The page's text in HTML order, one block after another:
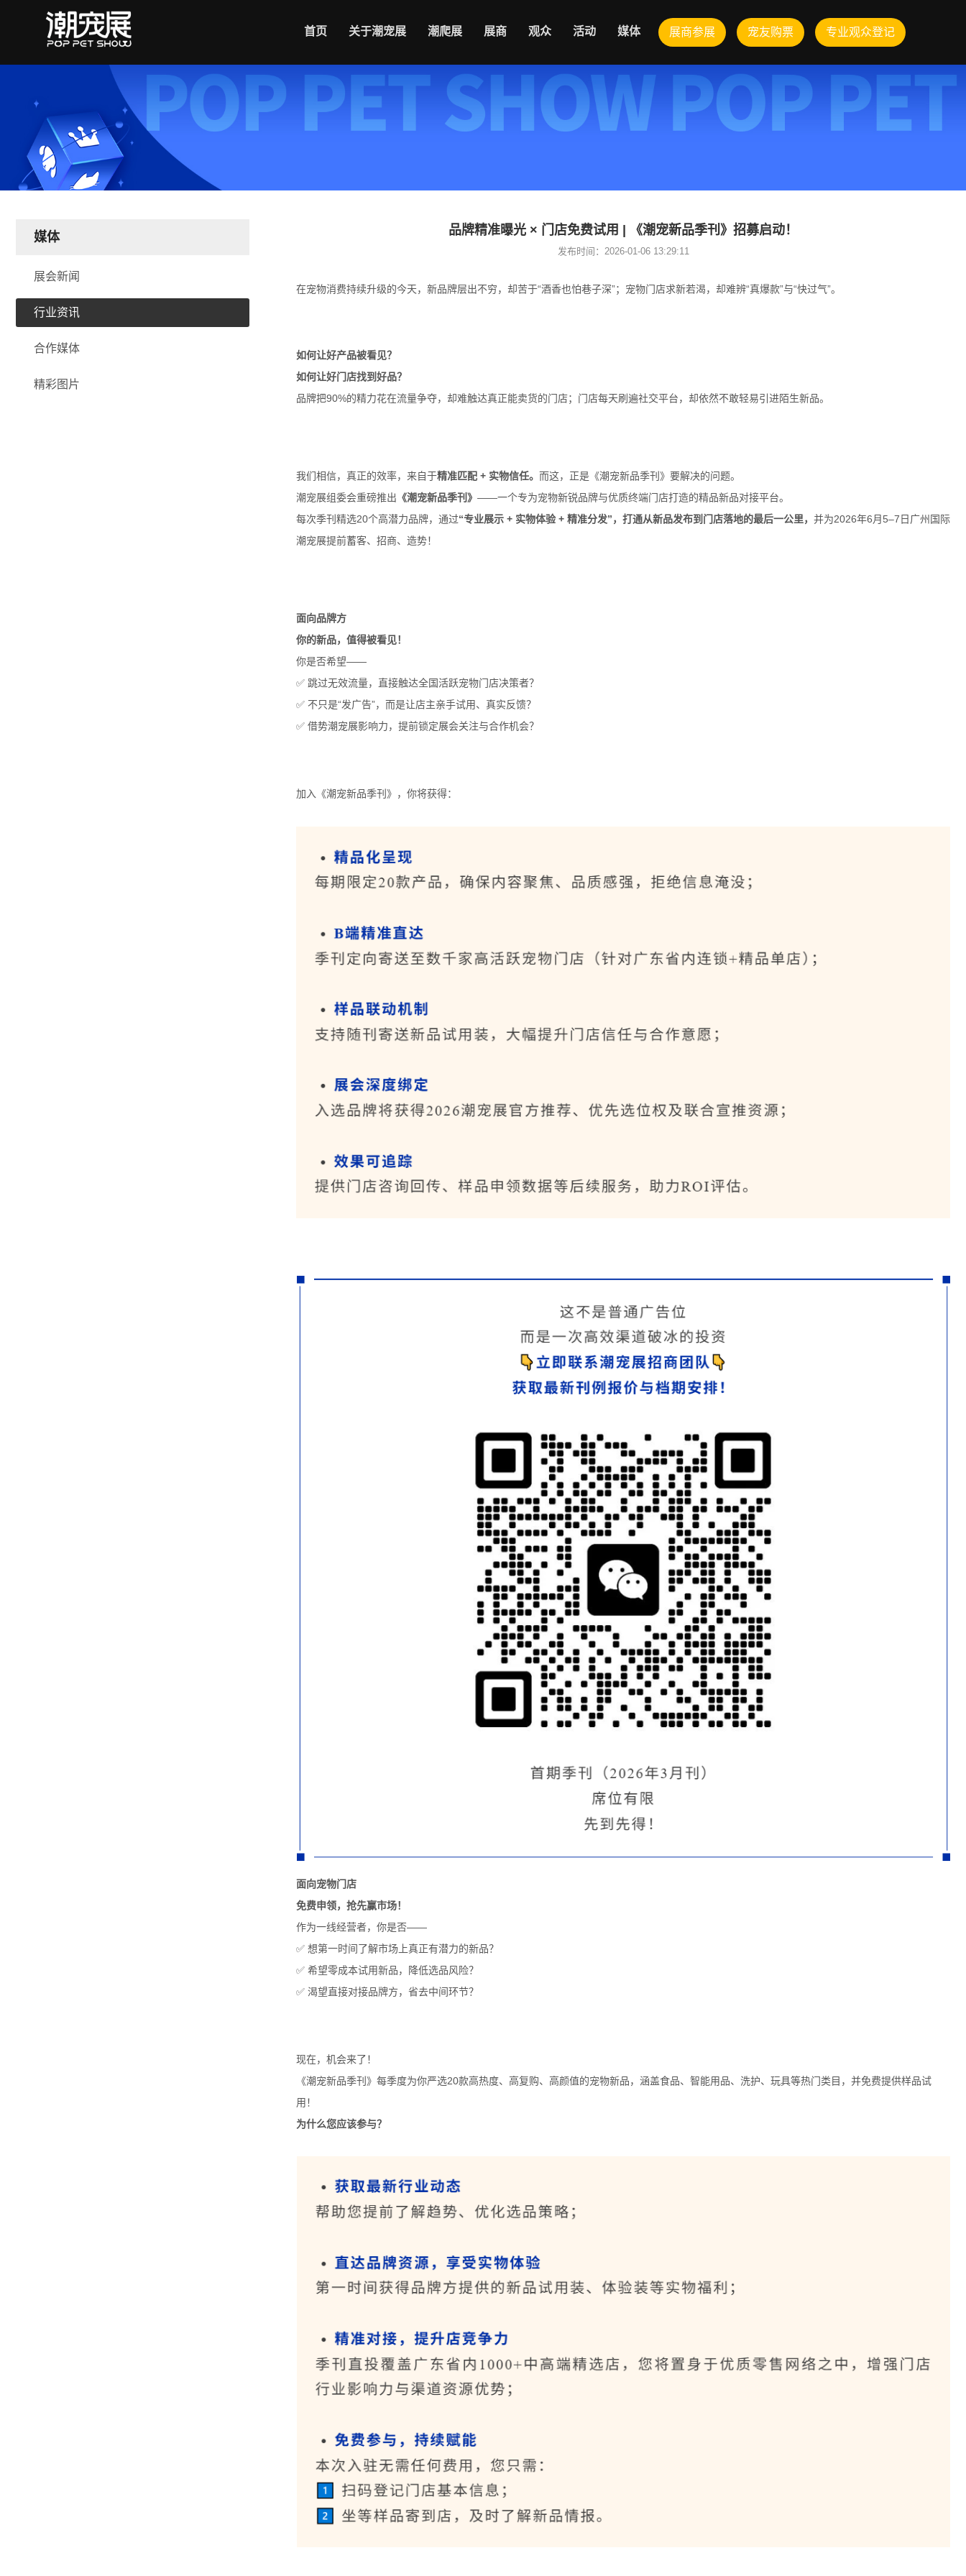
展商参展 宠友购票 专业观众登记
首页 关于潮宠展 潮爬展 展商 观众 活动 媒体
媒体
展会新闻
行业资讯
合作媒体
精彩图片
品牌精准曝光 × 门店免费试用 | 《潮宠新品季刊》招募启动！
发布时间：2026-01-06 13:29:11
在宠物消费持续升级的今天，新品牌层出不穷，却苦于“酒香也怕巷子深”；宠物门店求新若渴，却难辨“真爆款”与“快过气”。
如何让好产品被看见？
如何让好门店找到好品？
品牌把90%的精力花在流量争夺，却难触达真正能卖货的门店；门店每天刷遍社交平台，却依然不敢轻易引进陌生新品。
我们相信，真正的效率，来自于精准匹配 + 实物信任。 而这，正是《潮宠新品季刊》要解决的问题。
潮宠展组委会重磅推出 《潮宠新品季刊》 ——一个专为宠物新锐品牌与优质终端门店打造的精品新品对接平台。
每次季刊精选20个高潜力品牌，通过“专业展示 + 实物体验 + 精准分发”，打通从新品发布到门店落地的最后一公里， 并为2026年6月5–7日广州国际
潮宠展提前蓄客、招商、造势！
面向品牌方
你的新品，值得被看见！
你是否希望——
✅ 跳过无效流量，直接触达全国活跃宠物门店决策者？
✅ 不只是“发广告”，而是让店主亲手试用、真实反馈？
✅ 借势潮宠展影响力，提前锁定展会关注与合作机会？
加入《潮宠新品季刊》，你将获得：
面向宠物门店
免费申领，抢先赢市场！
作为一线经营者，你是否——
✅ 想第一时间了解市场上真正有潜力的新品？
✅ 希望零成本试用新品，降低选品风险？
✅ 渴望直接对接品牌方，省去中间环节？
现在，机会来了！
《潮宠新品季刊》每季度为你严选20款高热度、高复购、高颜值的宠物新品，涵盖食品、智能用品、洗护、玩具等热门类目，并免费提供样品试
用！
为什么您应该参与？